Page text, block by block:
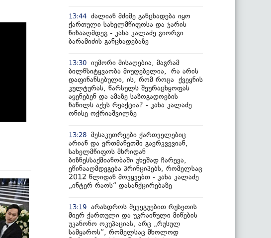
13:44 ძალიან მძიმე განცხადება იყო
ქართული სახელმწიფოსა და ჯარის
წინააღმდეგ - კახა კალაძე გიორგი
ბარამიძის განცხადებაზე
13:30 იუმორი მისაღებია, მაგრამ
ბილწსიტყვაობა მიუღებელია, რა არის
დაფინანსებული, ის, რომ როცა ქვეყნის
კულტურას, წარსულს შეურაცხყოფას
აყენებენ და ამაზე საზოგადოების
ნაწილს აქვს რეაქცია? - კახა კალაძე
ონისე ოქრიაშვილზე
13:28 მესაკუთრეები ქართველებიც
არიან და ერთმანეთში გაერკვევიან,
სახელმწიფოს მხრიდან
ბიზნესსაქმიანობაში უხეშად ჩარევა,
ეწინააღმდეგება პრინციპებს, რომელსაც
2012 წლიდან მოვყვებთ - კახა კალაძე
„ინტერ რაოს“ დასანქცირებაზე
13:19 არასდროს შევეგუებით რუსეთის
მიერ ქართული და უკრაინული მიწების
უკანონო ოკუპაციას, არც „რუსულ
სამყაროს“, რომელსაც მხოლოდ